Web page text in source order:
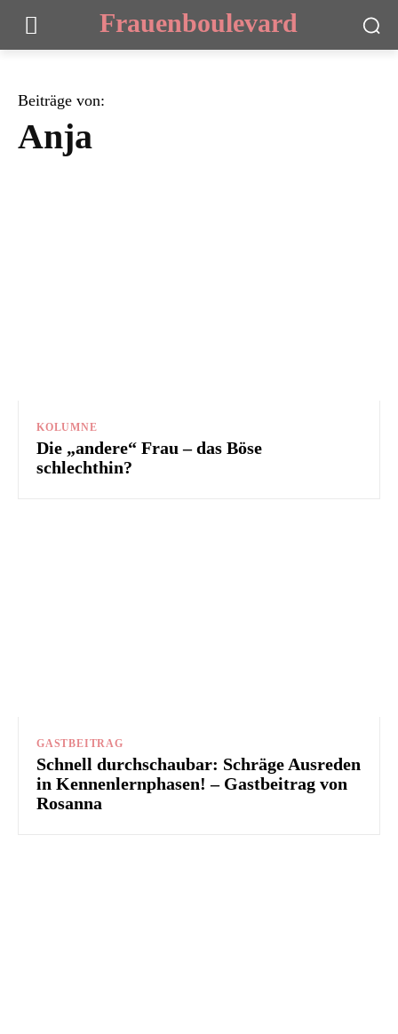
Frauenboulevard
Beiträge von:
Anja
KOLUMNE
Die „andere“ Frau – das Böse
schlechthin?
GASTBEITRAG
Schnell durchschaubar: Schräge Ausreden
in Kennenlernphasen! – Gastbeitrag von
Rosanna